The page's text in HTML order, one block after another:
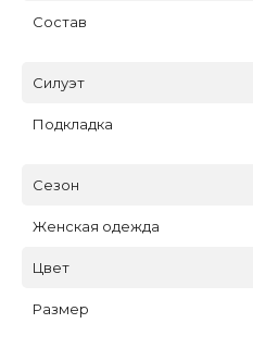
Состав
Силуэт
Подкладка
Сезон
Женская одежда
Цвет
Размер